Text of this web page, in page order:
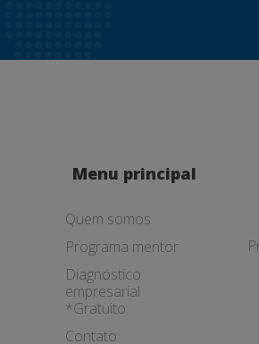
Menu principal
Quem somos
Programa mentor
Diagnóstico
empresarial
*Gratuito
Contato